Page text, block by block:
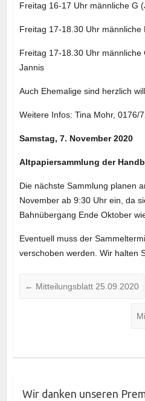
Freitag 16-17 Uhr männliche G
Freitag 17-18.30 Uhr männliche
Freitag 17-18.30 Uhr männliche
Jannis
Auch Ehemalige sind herzlich
Weitere Infos: Tina Mohr, 0176/
Samstag, 7. November 2020
Altpapiersammlung der
Die nächste Sammlung planen
November ab 9:30 Uhr ein, da
Bahnübergang Ende Oktober
Eventuell muss der
verschoben werden. Wir halten
← Mitteilungsblatt 25.09.2020
Wir danken unseren